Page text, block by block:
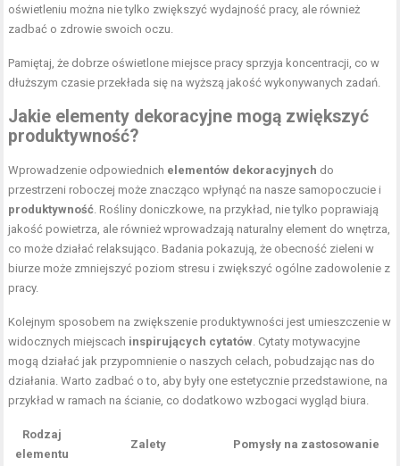
oświetleniu można nie tylko zwiększyć wydajność pracy, ale również
zadbać o zdrowie swoich oczu.
Pamiętaj, że dobrze oświetlone miejsce pracy sprzyja koncentracji, co w
dłuższym czasie przekłada się na wyższą jakość wykonywanych zadań.
Jakie elementy dekoracyjne mogą zwiększyć
produktywność?
Wprowadzenie odpowiednich elementów dekoracyjnych do
przestrzeni roboczej może znacząco wpłynąć na nasze samopoczucie i
produktywność . Rośliny doniczkowe, na przykład, nie tylko poprawiają
jakość powietrza, ale również wprowadzają naturalny element do wnętrza,
co może działać relaksująco. Badania pokazują, że obecność zieleni w
biurze może zmniejszyć poziom stresu i zwiększyć ogólne zadowolenie z
pracy.
Kolejnym sposobem na zwiększenie produktywności jest umieszczenie w
widocznych miejscach inspirujących cytatów . Cytaty motywacyjne
mogą działać jak przypomnienie o naszych celach, pobudzając nas do
działania. Warto zadbać o to, aby były one estetycznie przedstawione, na
przykład w ramach na ścianie, co dodatkowo wzbogaci wygląd biura.
Rodzaj
elementu
Zalety Pomysły na zastosowanie